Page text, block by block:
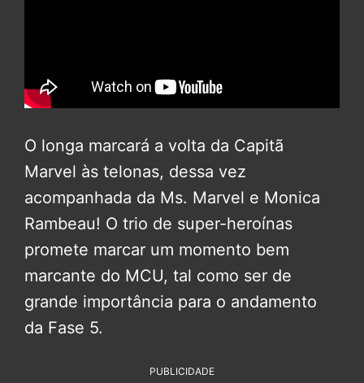
O longa marcará a volta da Capitã
Marvel às telonas, dessa vez
acompanhada da Ms. Marvel e Monica
Rambeau! O trio de super-heroínas
promete marcar um momento bem
marcante do MCU, tal como ser de
grande importância para o andamento
da Fase 5.
PUBLICIDADE